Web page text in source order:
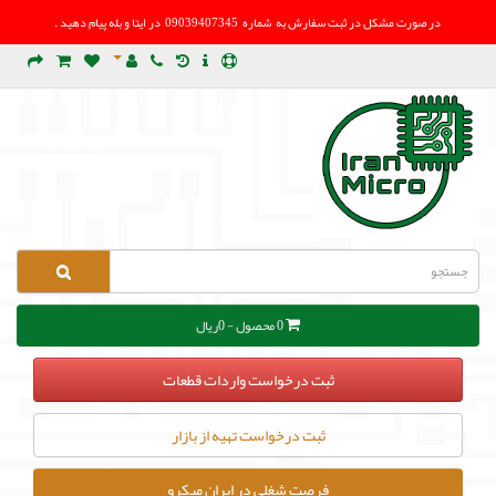
در صورت مشکل درثبت سفارش به شماره 09039407345 در ایتا و بله پیام دهید .
0 محصول - 0ریال
ثبت درخواست واردات قطعات
ثبت درخواست تهیه از بازار
فرصت شغلی در ایران میکرو